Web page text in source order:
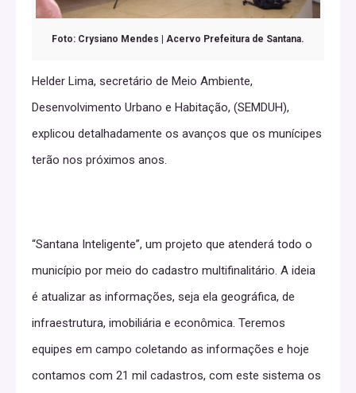
Foto: Crysiano Mendes | Acervo Prefeitura de Santana.
Helder Lima, secretário de Meio Ambiente,
Desenvolvimento Urbano e Habitação, (SEMDUH),
explicou detalhadamente os avanços que os munícipes
terão nos próximos anos.
“Santana Inteligente”, um projeto que atenderá todo o
município por meio do cadastro multifinalitário. A ideia
é atualizar as informações, seja ela geográfica, de
infraestrutura, imobiliária e econômica. Teremos
equipes em campo coletando as informações e hoje
contamos com 21 mil cadastros, com este sistema os